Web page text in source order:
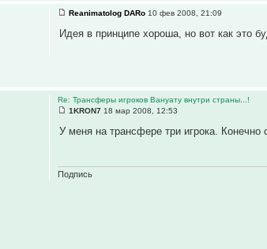
Reanimatolog DARo 10 фев 2008, 21:09
Идея в принципе хороша, но вот как это
Re: Трансферы игроков Вануату внутри страны...!
1KRON7 18 мар 2008, 12:53
У меня на трансфере три игрока.
Подпись